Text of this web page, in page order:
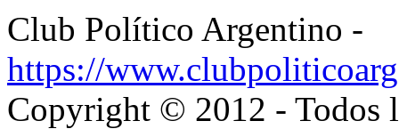
Club Político Argentino -
https://
Copyright © 2012 - Todos